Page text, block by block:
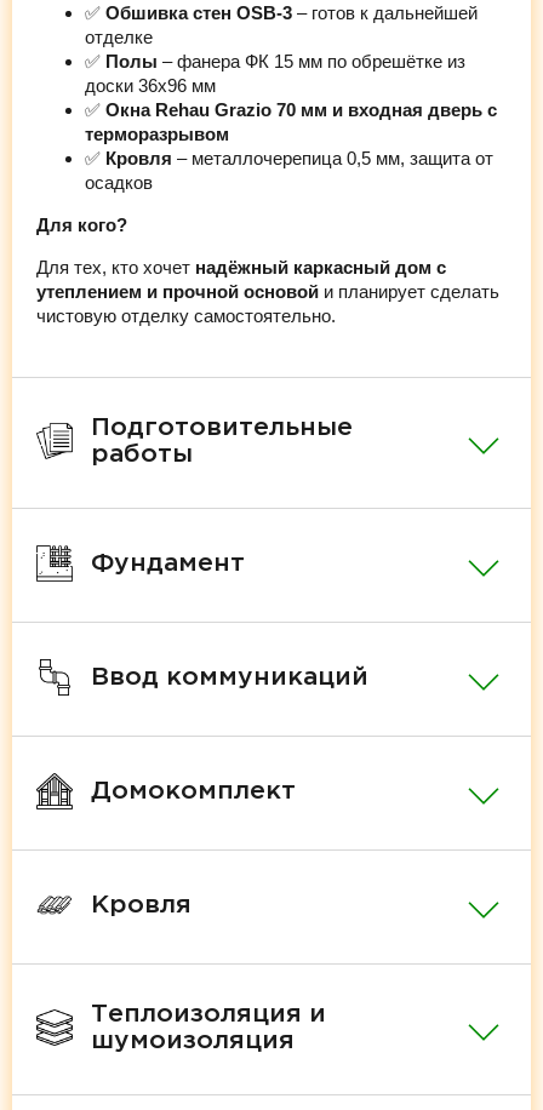
✅ Обшивка стен OSB-3 – готов к дальнейшей
отделке
✅ Полы – фанера ФК 15 мм по обрешётке из
доски 36х96 мм
✅ Окна Rehau Grazio 70 мм и входная дверь с
терморазрывом
✅ Кровля – металлочерепица 0,5 мм, защита от
осадков
Для кого?
Для тех, кто хочет надёжный каркасный дом с
утеплением и прочной основой и планирует сделать
чистовую отделку самостоятельно.
Подготовительные
работы
Фундамент
Ввод коммуникаций
Домокомплект
Кровля
Теплоизоляция и
шумоизоляция